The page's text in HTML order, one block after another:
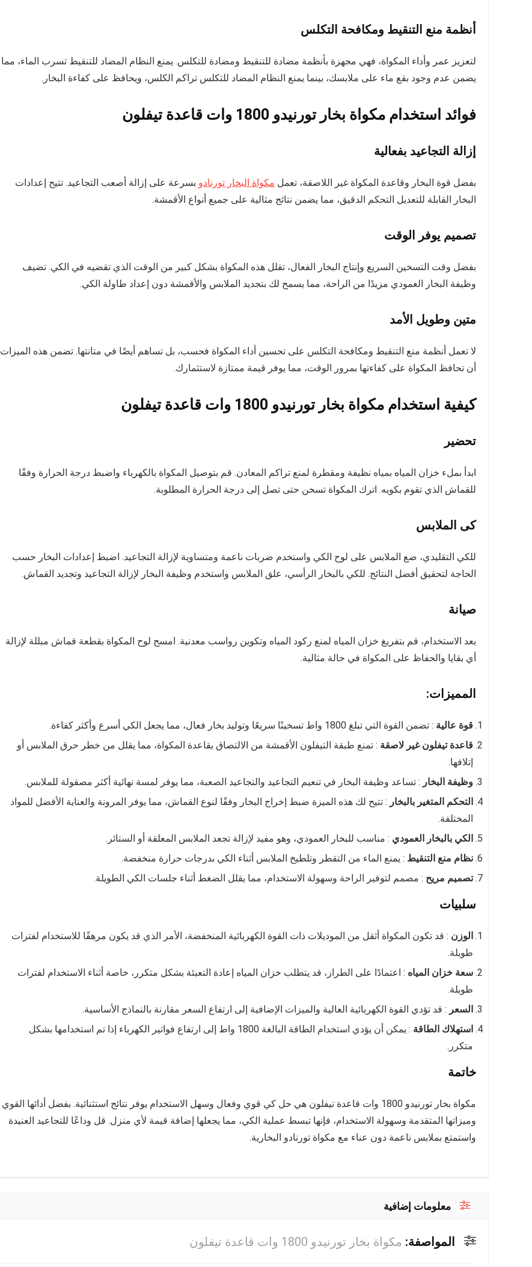
أنظمة منع التنقيط ومكافحة التكلس
لتعزيز عمر وأداء المكواة، فهي مجهزة بأنظمة مضادة للتنقيط ومضادة للتكلس. يمنع النظام المضاد للتنقيط تسرب الماء، مما
يضمن عدم وجود بقع ماء على ملابسك، بينما يمنع النظام المضاد للتكلس تراكم الكلس، ويحافظ على كفاءة البخار.
فوائد استخدام مكواة بخار تورنيدو 1800 وات قاعدة تيفلون
إزالة التجاعيد بفعالية
بفضل قوة البخار وقاعدة المكواة غير اللاصقة، تعمل مكواة البخار تورنادو بسرعة على إزالة أصعب التجاعيد. تتيح إعدادات
البخار القابلة للتعديل التحكم الدقيق، مما يضمن نتائج مثالية على جميع أنواع الأقمشة.
تصميم يوفر الوقت
بفضل وقت التسخين السريع وإنتاج البخار الفعال، تقلل هذه المكواة بشكل كبير من الوقت الذي تقضيه في الكي. تضيف
وظيفة البخار العمودي مزيدًا من الراحة، مما يسمح لك بتجديد الملابس والأقمشة دون إعداد طاولة الكي.
متين وطويل الأمد
لا تعمل أنظمة منع التنقيط ومكافحة التكلس على تحسين أداء المكواة فحسب، بل تساهم أيضًا في متانتها. تضمن هذه الميزات
أن تحافظ المكواة على كفاءتها بمرور الوقت، مما يوفر قيمة ممتازة لاستثمارك.
كيفية استخدام مكواة بخار تورنيدو 1800 وات قاعدة تيفلون
تحضير
ابدأ بملء خزان المياه بمياه نظيفة ومقطرة لمنع تراكم المعادن. قم بتوصيل المكواة بالكهرباء واضبط درجة الحرارة وفقًا
للقماش الذي تقوم بكويه. اترك المكواة تسخن حتى تصل إلى درجة الحرارة المطلوبة.
كى الملابس
للكي التقليدي، ضع الملابس على لوح الكي واستخدم ضربات ناعمة ومتساوية لإزالة التجاعيد. اضبط إعدادات البخار حسب
الحاجة لتحقيق أفضل النتائج. للكي بالبخار الرأسي، علق الملابس واستخدم وظيفة البخار لإزالة التجاعيد وتجديد القماش.
صيانة
بعد الاستخدام، قم بتفريغ خزان المياه لمنع ركود المياه وتكوين رواسب معدنية. امسح لوح المكواة بقطعة قماش مبللة لإزالة
أي بقايا والحفاظ على المكواة في حالة مثالية.
المميزات:
قوة عالية : تضمن القوة التي تبلغ 1800 واط تسخينًا سريعًا وتوليد بخار فعال، مما يجعل الكي أسرع وأكثر كفاءة.
قاعدة تيفلون غير لاصقة : تمنع طبقة التيفلون الأقمشة من الالتصاق بقاعدة المكواة، مما يقلل من خطر حرق الملابس أو
إتلافها.
وظيفة البخار : تساعد وظيفة البخار في تنعيم التجاعيد والتجاعيد الصعبة، مما يوفر لمسة نهائية أكثر مصقولة للملابس.
التحكم المتغير بالبخار : تتيح لك هذه الميزة ضبط إخراج البخار وفقًا لنوع القماش، مما يوفر المرونة والعناية الأفضل للمواد
المختلفة.
الكي بالبخار العمودي : مناسب للبخار العمودي، وهو مفيد لإزالة تجعد الملابس المعلقة أو الستائر.
نظام منع التنقيط : يمنع الماء من التقطر وتلطيخ الملابس أثناء الكي بدرجات حرارة منخفضة.
تصميم مريح : مصمم لتوفير الراحة وسهولة الاستخدام، مما يقلل الضغط أثناء جلسات الكي الطويلة.
سلبيات
الوزن : قد تكون المكواة أثقل من الموديلات ذات القوة الكهربائية المنخفضة، الأمر الذي قد يكون مرهقًا للاستخدام لفترات
طويلة.
سعة خزان المياه : اعتمادًا على الطراز، قد يتطلب خزان المياه إعادة التعبئة بشكل متكرر، خاصة أثناء الاستخدام لفترات
طويلة.
السعر : قد تؤدي القوة الكهربائية العالية والميزات الإضافية إلى ارتفاع السعر مقارنة بالنماذج الأساسية.
استهلاك الطاقة
: يمكن أن يؤدي استخدام الطاقة البالغة 1800 واط إلى ارتفاع فواتير الكهرباء إذا تم استخدامها بشكل
متكرر.
خاتمة
مكواة بخار تورنيدو 1800 وات قاعدة تيفلون هي حل كي قوي وفعال وسهل الاستخدام يوفر نتائج استثنائية. بفضل أدائها القوي
وميزاتها المتقدمة وسهولة الاستخدام، فإنها تبسط عملية الكي، مما يجعلها إضافة قيمة لأي منزل. قل وداعًا للتجاعيد العنيدة
واستمتع بملابس ناعمة دون عناء مع مكواة تورنادو البخارية.
معلومات إضافية
المواصفة: مكواة بخار تورنيدو 1800 وات قاعدة تيفلون